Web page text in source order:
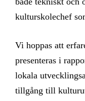
kulturskolechef
Vi hoppas att
presenteras i
lokala
tillgång till